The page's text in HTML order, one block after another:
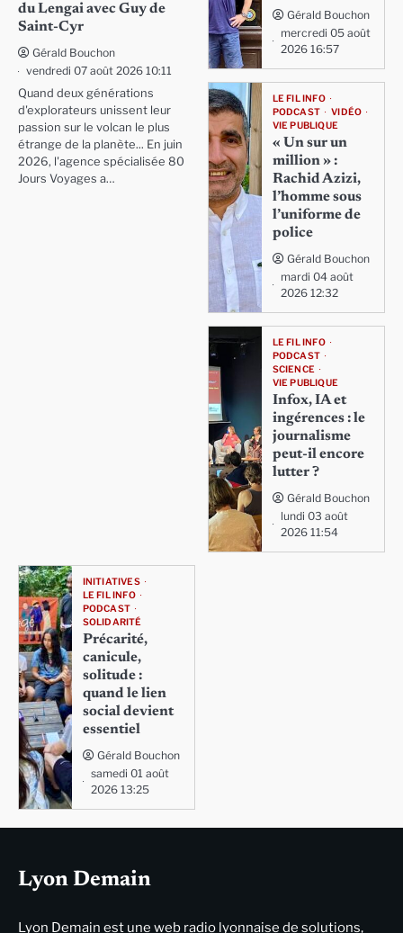
du Lengai avec Guy de
Saint-Cyr
Gérald Bouchon
vendredi 07 août 2026 10:11
Quand deux générations
d'explorateurs unissent leur
passion sur le volcan le plus
étrange de la planète... En juin
2026, l'agence spécialisée 80
Jours Voyages a…
Gérald Bouchon
mercredi 05 août
2026 16:57
LE FIL INFO
PODCAST
VIDÉO
VIE PUBLIQUE
« Un sur un
million » :
Rachid Azizi,
l’homme sous
l’uniforme de
police
Gérald Bouchon
mardi 04 août
2026 12:32
LE FIL INFO
PODCAST
SCIENCE
VIE PUBLIQUE
Infox, IA et
ingérences : le
journalisme
peut-il encore
lutter ?
Gérald Bouchon
lundi 03 août
2026 11:54
INITIATIVES
LE FIL INFO
PODCAST
SOLIDARITÉ
Précarité,
canicule,
solitude :
quand le lien
social devient
essentiel
Gérald Bouchon
samedi 01 août
2026 13:25
Lyon Demain
Lyon Demain est une web radio lyonnaise de solutions,